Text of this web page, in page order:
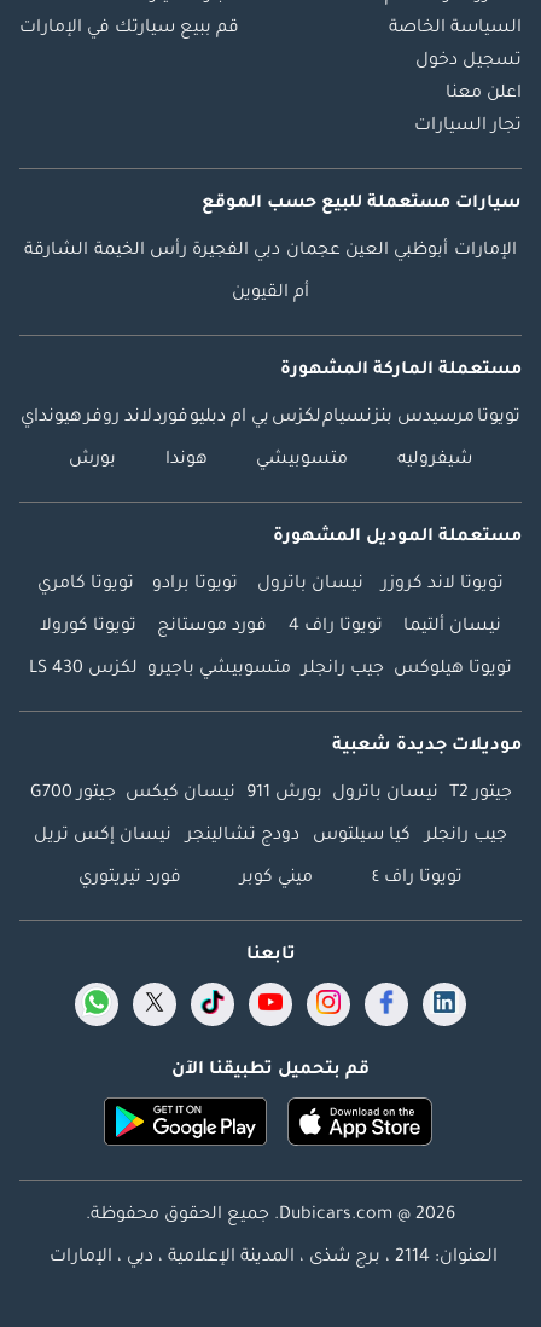
السياسة الخاصة
تسجيل دخول
اعلن معنا
تجار السيارات
قم ببيع سيارتك في الإمارات
سيارات مستعملة للبيع حسب الموقع
الإمارات أبوظبي العين عجمان دبي الفجيرة رأس الخيمة الشارقة
أم القيوين
مستعملة الماركة المشهورة
تويوتا مرسيدس بنزنسياملكزس بي ام دبليوفوردلاند روفرهيونداي
شيفروليه متسوبيشي هوندا بورش
مستعملة الموديل المشهورة
تويوتا لاند كروزر نيسان باترول تويوتا برادو تويوتا كامري
نيسان ألتيما تويوتا راف 4 فورد موستانج تويوتا كورولا
تويوتا هيلوكس جيب رانجلر متسوبيشي باجيرو لكزس LS 430
موديلات جديدة شعبية
جيتور T2 نيسان باترول بورش 911 نيسان كيكس جيتور G700
جيب رانجلر كيا سيلتوس دودج تشالينجر نيسان إكس تريل
تويوتا راف ٤ ميني كوبر فورد تيريتوري
تابعنا
قم بتحميل تطبيقنا الآن
Dubicars.com @ 2026. جميع الحقوق محفوظة.
العنوان: 2114 ، برج شذى ، المدينة الإعلامية ، دبي ، الإمارات